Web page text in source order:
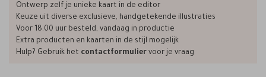
Ontwerp zelf je unieke kaart in de editor
Keuze uit diverse exclusieve, handgetekende illustraties
Voor 18.00 uur besteld, vandaag in productie
Extra producten en kaarten in de stijl mogelijk
Hulp? Gebruik het contactformulier voor je vraag